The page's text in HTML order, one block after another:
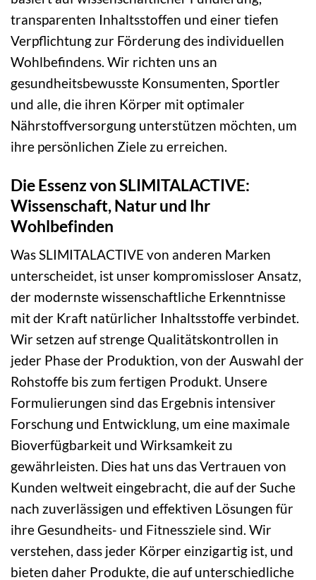
transparenten Inhaltsstoffen und einer tiefen
Verpflichtung zur Förderung des individuellen
Wohlbefindens. Wir richten uns an
gesundheitsbewusste Konsumenten, Sportler
und alle, die ihren Körper mit optimaler
Nährstoffversorgung unterstützen möchten, um
ihre persönlichen Ziele zu erreichen.
Die Essenz von SLIMITALACTIVE:
Wissenschaft, Natur und Ihr
Wohlbefinden
Was SLIMITALACTIVE von anderen Marken
unterscheidet, ist unser kompromissloser Ansatz,
der modernste wissenschaftliche Erkenntnisse
mit der Kraft natürlicher Inhaltsstoffe verbindet.
Wir setzen auf strenge Qualitätskontrollen in
jeder Phase der Produktion, von der Auswahl der
Rohstoffe bis zum fertigen Produkt. Unsere
Formulierungen sind das Ergebnis intensiver
Forschung und Entwicklung, um eine maximale
Bioverfügbarkeit und Wirksamkeit zu
gewährleisten. Dies hat uns das Vertrauen von
Kunden weltweit eingebracht, die auf der Suche
nach zuverlässigen und effektiven Lösungen für
ihre Gesundheits- und Fitnessziele sind. Wir
verstehen, dass jeder Körper einzigartig ist, und
bieten daher Produkte, die auf unterschiedliche